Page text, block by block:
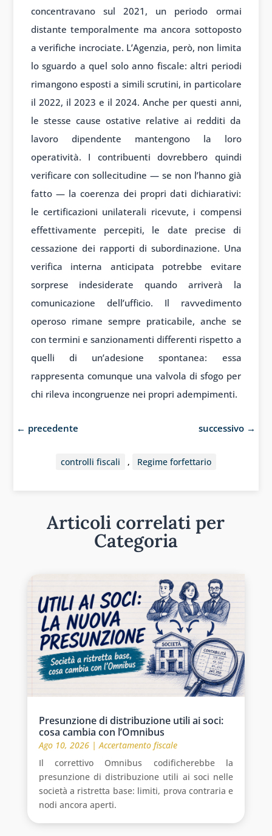
concentravano sul 2021, un periodo ormai
distante temporalmente ma ancora sottoposto
a verifiche incrociate. L’Agenzia, però, non limita
lo sguardo a quel solo anno fiscale: altri periodi
rimangono esposti a simili scrutini, in particolare
il 2022, il 2023 e il 2024. Anche per questi anni,
le stesse cause ostative relative ai redditi da
lavoro dipendente mantengono la loro
operatività. I contribuenti dovrebbero quindi
verificare con sollecitudine — se non l’hanno già
fatto — la coerenza dei propri dati dichiarativi:
le certificazioni unilaterali ricevute, i compensi
effettivamente percepiti, le date precise di
cessazione dei rapporti di subordinazione. Una
verifica interna anticipata potrebbe evitare
sorprese indesiderate quando arriverà la
comunicazione dell’ufficio. Il ravvedimento
operoso rimane sempre praticabile, anche se
con termini e sanzionamenti differenti rispetto a
quelli di un’adesione spontanea: essa
rappresenta comunque una valvola di sfogo per
chi rileva incongruenze nei propri adempimenti.
← precedente successivo →
controlli fiscali , Regime forfettario
Articoli correlati per
Categoria
Presunzione di distribuzione utili ai soci:
cosa cambia con l’Omnibus
Ago 10, 2026|Accertamento fiscale
Il correttivo Omnibus codificherebbe la
presunzione di distribuzione utili ai soci nelle
società a ristretta base: limiti, prova contraria e
nodi ancora aperti.